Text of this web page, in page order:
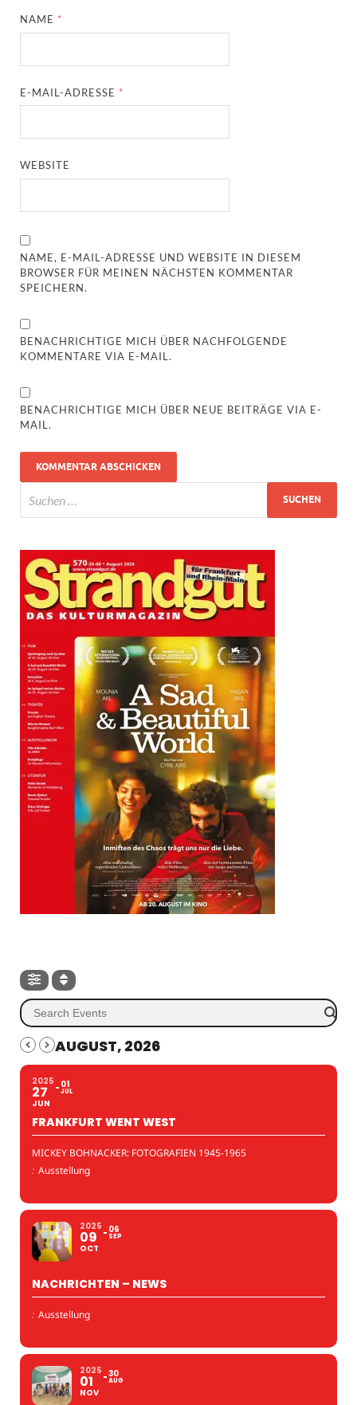
NAME *
E-MAIL-ADRESSE *
WEBSITE
NAME, E-MAIL-ADRESSE UND WEBSITE IN DIESEM
BROWSER FÜR MEINEN NÄCHSTEN KOMMENTAR
SPEICHERN.
BENACHRICHTIGE MICH ÜBER NACHFOLGENDE
KOMMENTARE VIA E-MAIL.
BENACHRICHTIGE MICH ÜBER NEUE BEITRÄGE VIA E-
MAIL.
AUGUST, 2026
2025
27
JUN
01
JUL
FRANKFURT WENT WEST
MICKEY BOHNACKER: FOTOGRAFIEN 1945-1965
: Ausstellung
2025
09
OCT
06
SEP
NACHRICHTEN – NEWS
: Ausstellung
2025
01
NOV
30
AUG